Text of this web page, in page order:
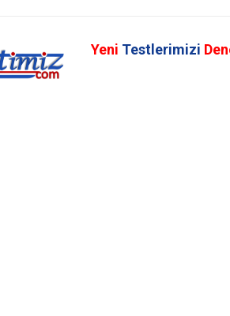
Yeni Testlerimizi